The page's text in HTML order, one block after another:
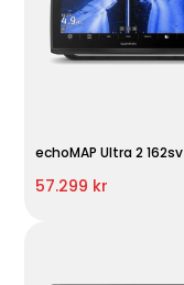
echoMAP Ultra 2 162sv
57.299 kr